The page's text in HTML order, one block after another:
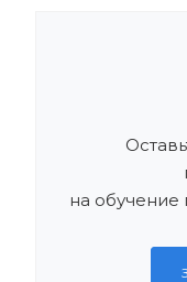
на обучение